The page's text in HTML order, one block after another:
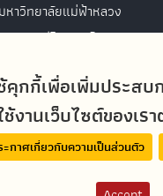
กกี้เพื่อเพิ่มประส
านเว็บไซต์ของเ
ะกาศเกี่ยวกับความเป็นส่วนตัว
าวิทยาลัยแม่ฟ้าหลวง
าชทานปริญญาบัตร